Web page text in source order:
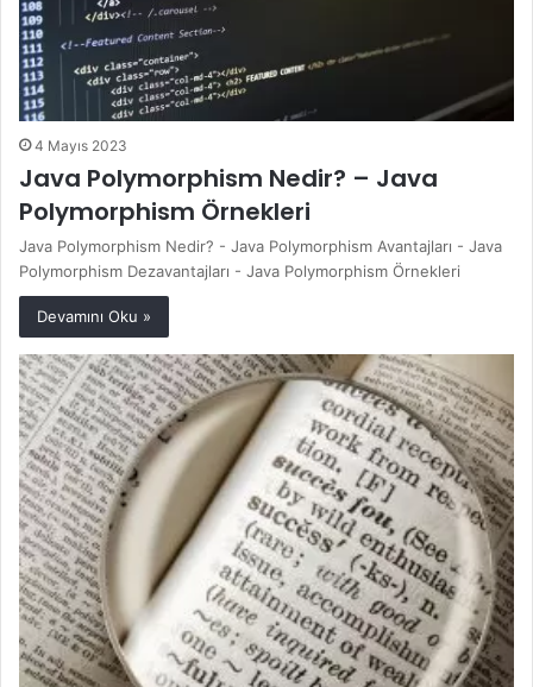
4 Mayıs 2023
Java Polymorphism Nedir? – Java
Polymorphism Örnekleri
Java Polymorphism Nedir? - Java Polymorphism Avantajları - Java
Polymorphism Dezavantajları - Java Polymorphism Örnekleri
Devamını Oku »